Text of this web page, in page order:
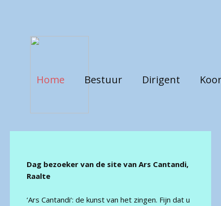
Home Bestuur Dirigent
Dag bezoeker van de site van Ars Cantandi,
Raalte
‘Ars Cantandi‘: de kunst van het zingen. Fijn dat u